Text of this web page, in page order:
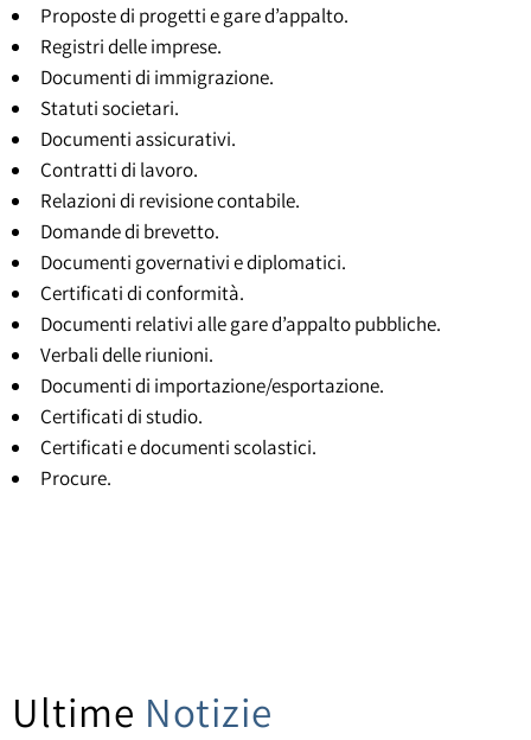
Proposte di progetti e gare d’appalto.
Registri delle imprese.
Documenti di immigrazione.
Statuti societari.
Documenti assicurativi.
Contratti di lavoro.
Relazioni di revisione contabile.
Domande di brevetto.
Documenti governativi e diplomatici.
Certificati di conformità.
Documenti relativi alle gare d’appalto pubbliche.
Verbali delle riunioni.
Documenti di importazione/esportazione.
Certificati di studio.
Certificati e documenti scolastici.
Procure.
Ultime Notizie